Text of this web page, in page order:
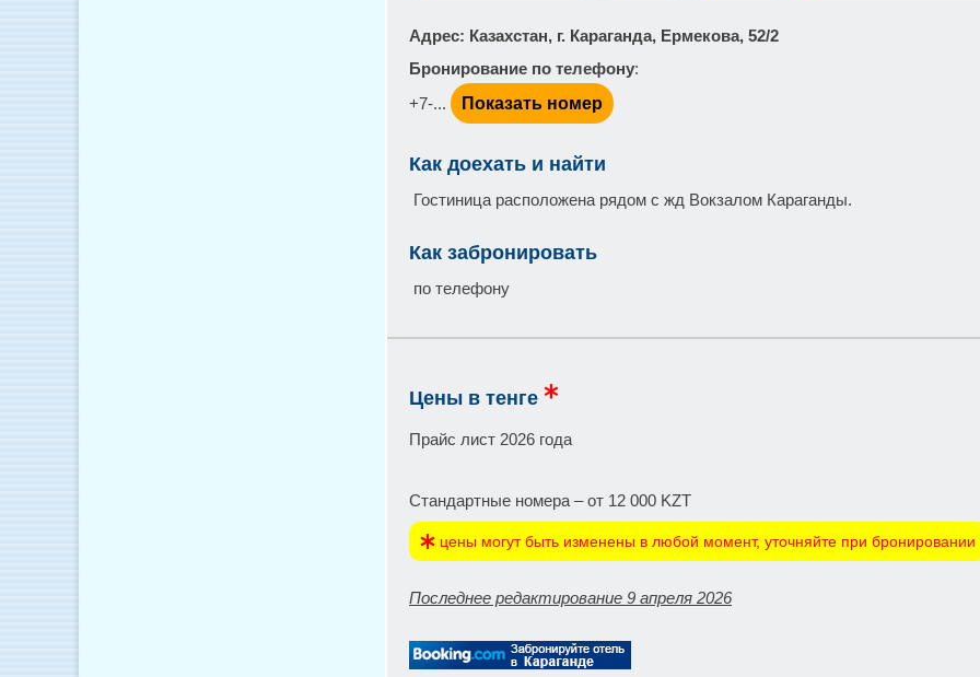
Адрес: Казахстан, г. Караганда, Ермекова, 52/2
Бронирование по телефону:
+7-...
Показать номер
Как доехать и найти
Гостиница расположена рядом с жд Вокзалом Караганды.
Как забронировать
по телефону
Цены в тенге
Прайс лист 2026 года
Стандартные номера – от 12 000 KZT
цены могут быть изменены в любой момент, уточняйте при бронировании
Последнее редактирование 9 апреля 2026